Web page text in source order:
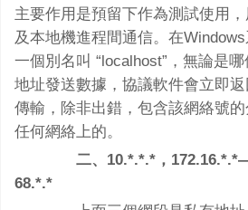
主要作用是預留下作為測試使用
及本地機進程間通信。在
一個別名叫 “localhost”，無論是
地址發送數據，協議軟件會立即
傳輸，除非出錯，包含該網絡號
任何網絡上的。
二、10.*.*.*，
68.*.*